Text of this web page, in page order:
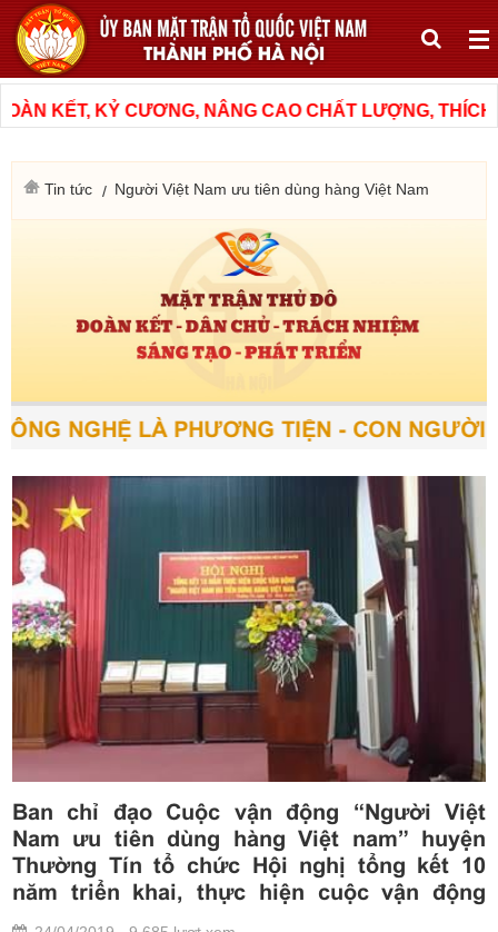
KẾT, KỶ CƯƠNG, NÂNG CAO CHẤT LƯỢNG, THÍCH
Tin tức Người Việt Nam ưu tiên dùng hàng Việt Nam
NGHỆ LÀ PHƯƠNG TIỆN - CON NGƯỜI
“Người Việt
nam” huyện
tổng kết 10
cuộc vận động
Huyện Thạch Thất tổ
cuộc vận động "Người
dùng hàng Việt Nam"
09/05/2019 - 1.523 lượt xem